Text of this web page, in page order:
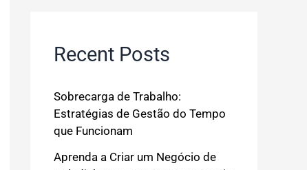
Recent Posts
Sobrecarga de Trabalho:
Estratégias de Gestão do Tempo
que Funcionam
Aprenda a Criar um Negócio de